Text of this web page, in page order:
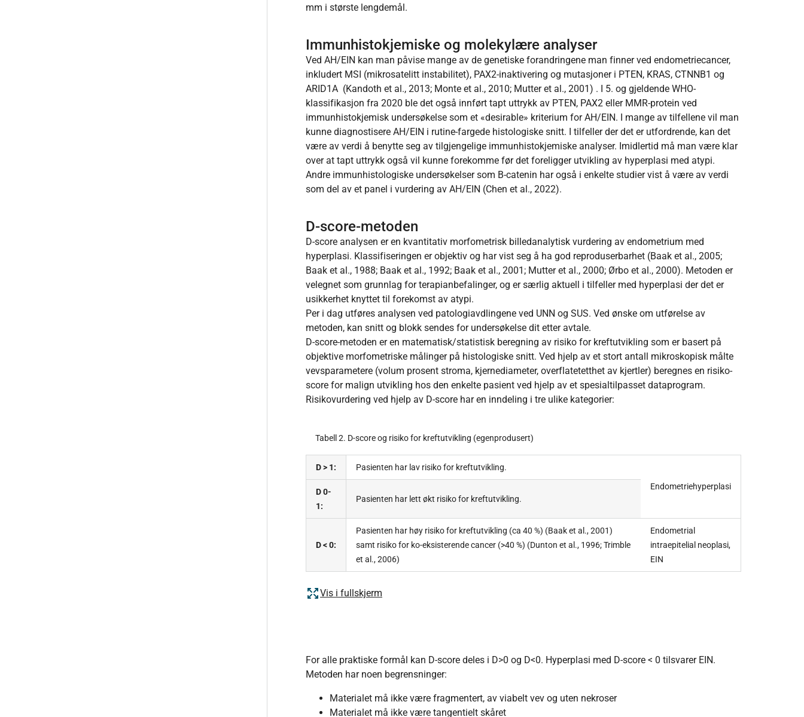
mm i største lengdemål.
Immunhistokjemiske og molekylære analyser
Ved AH/EIN kan man påvise mange av de genetiske forandringene man finner ved endometriecancer,
inkludert MSI (mikrosatelitt instabilitet), PAX2-inaktivering og mutasjoner i PTEN, KRAS, CTNNB1 og
ARID1A (Kandoth et al., 2013; Monte et al., 2010; Mutter et al., 2001) . I 5. og gjeldende WHO-
klassifikasjon fra 2020 ble det også innført tapt uttrykk av PTEN, PAX2 eller MMR-protein ved
immunhistokjemisk undersøkelse som et «desirable» kriterium for AH/EIN. I mange av tilfellene vil man
kunne diagnostisere AH/EIN i rutine-fargede histologiske snitt. I tilfeller der det er utfordrende, kan det
være av verdi å benytte seg av tilgjengelige immunhistokjemiske analyser. Imidlertid må man være klar
over at tapt uttrykk også vil kunne forekomme før det foreligger utvikling av hyperplasi med atypi.
Andre immunhistologiske undersøkelser som B-catenin har også i enkelte studier vist å være av verdi
som del av et panel i vurdering av AH/EIN (Chen et al., 2022).
D-score-metoden
D-score analysen er en kvantitativ morfometrisk billedanalytisk vurdering av endometrium med
hyperplasi. Klassifiseringen er objektiv og har vist seg å ha god reproduserbarhet (Baak et al., 2005;
Baak et al., 1988; Baak et al., 1992; Baak et al., 2001; Mutter et al., 2000; Ørbo et al., 2000). Metoden er
velegnet som grunnlag for terapianbefalinger, og er særlig aktuell i tilfeller med hyperplasi der det er
usikkerhet knyttet til forekomst av atypi.
Per i dag utføres analysen ved patologiavdlingene ved UNN og SUS. Ved ønske om utførelse av
metoden, kan snitt og blokk sendes for undersøkelse dit etter avtale.
D-score-metoden er en matematisk/statistisk beregning av risiko for kreftutvikling som er basert på
objektive morfometriske målinger på histologiske snitt. Ved hjelp av et stort antall mikroskopisk målte
vevsparametere (volum prosent stroma, kjernediameter, overflatetetthet av kjertler) beregnes en risiko-
score for malign utvikling hos den enkelte pasient ved hjelp av et spesialtilpasset dataprogram.
Risikovurdering ved hjelp av D-score har en inndeling i tre ulike kategorier:
Tabell 2. D-score og risiko for kreftutvikling (egenprodusert)
D > 1:
Pasienten har lav risiko for kreftutvikling.
Endometriehyperplasi
D 0-
1:
Pasienten har lett økt risiko for kreftutvikling.
D < 0:
Pasienten har høy risiko for kreftutvikling (ca 40 %) (Baak et al., 2001)
samt risiko for ko-eksisterende cancer (>40 %) (Dunton et al., 1996; Trimble
et al., 2006)
Endometrial
intraepitelial neoplasi,
EIN
Vis i fullskjerm
For alle praktiske formål kan D-score deles i D>0 og D<0. Hyperplasi med D-score < 0 tilsvarer EIN.
Metoden har noen begrensninger:
Materialet må ikke være fragmentert, av viabelt vev og uten nekroser
Materialet må ikke være tangentielt skåret